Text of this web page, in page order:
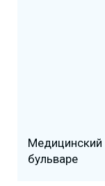
бульваре